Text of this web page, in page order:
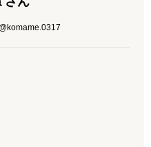
@komame.0317